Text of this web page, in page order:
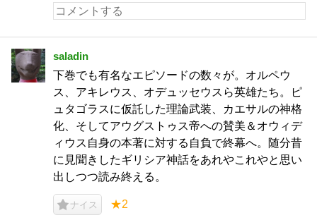
saladin
下巻でも有名なエピソードの数々が。オルペウ
ス、アキレウス、オデュッセウスら英雄たち。ピ
ュタゴラスに仮託した理論武装、カエサルの神格
化、そしてアウグストゥス帝への賛美＆オウィデ
ィウス自身の本著に対する自負で終幕へ。随分昔
に見聞きしたギリシア神話をあれやこれやと思い
出しつつ読み終える。
ナイス ★2